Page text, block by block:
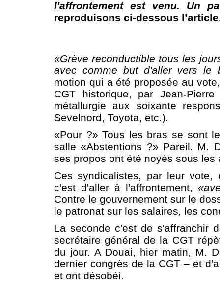
l'affrontement est venu. Un
reproduisons ci-dessous
«Grève reconductible tous les
avec comme but d'aller vers le
motion qui a été proposée au
CGT historique, par Jean-
métallurgie aux soixante
Sevelnord, Toyota, etc.).
«Pour ?» Tous les bras se sont
salle «Abstentions ?» Pareil. M.
ses propos ont été noyés sous les
Ces syndicalistes, par leur
c'est d'aller à l'affrontement,
Contre le gouvernement sur le
le patronat sur les salaires, les
La seconde c'est de s'affranchir
secrétaire général de la CGT
du jour. A Douai, hier matin, M.
dernier congrès de la CGT – et
et ont désobéi.